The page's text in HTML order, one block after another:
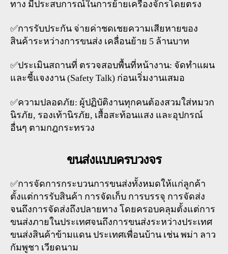
ทาง มีประสบการณ์ในการย้ายเครื่องจักรโดยตรง
✅การรับประกัน จ่ายค่าชดเชยความเสียหายของ
สินค้าระหว่างการขนส่ง เคลื่อนย้าย 5 ล้านบาท
✅ประเมินสถานที่ ตรวจสอบพื้นที่หน้างาน: จัดทำแผน
และชี้แจงงาน (Safety Talk) ก่อนเริ่มงานเสมอ
✅ความปลอดภัย: ผู้ปฏิบัติงานทุกคนต้องสวมใส่หมวก
นิรภัย, รองเท้านิรภัย, เสื้อสะท้อนแสง และอุปกรณ์
อื่นๆ ตามกฎกระทรวง
ขนส่งแบบครบวงจร
✅การจัดการกระบวนการขนส่งทั้งหมดให้แก่ลูกค้า
ตั้งแต่การรับสินค้า การจัดเก็บ การบรรจุ การจัดส่ง
จนถึงการจัดส่งถึงปลายทาง โดยครอบคลุมตั้งแต่การ
ขนส่งภายในประเทศจนถึงการขนส่งระหว่างประเทศ
ขนส่งสินค้าข้ามแดน ประเทศเพื่อนบ้าน เช่น พม่า ลาว
กัมพูชา เวียดนาม